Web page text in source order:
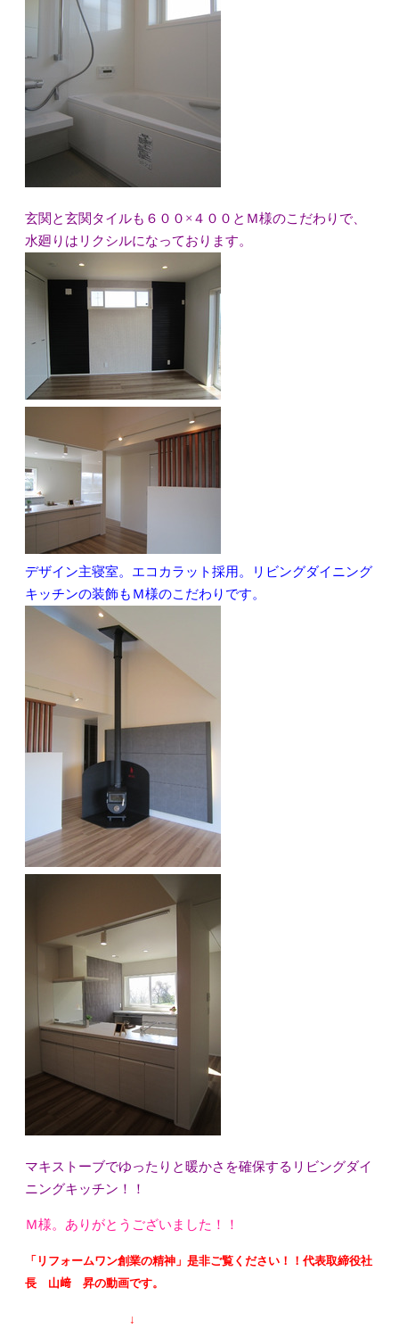
玄関と玄関タイルも６００×４００とＭ様のこだわりで、
水廻りはリクシルになっております。
デザイン主寝室。エコカラット採用。リビングダイニング
キッチンの装飾もＭ様のこだわりです。
マキストーブでゆったりと暖かさを確保するリビングダイ
ニングキッチン！！
Ｍ様。ありがとうございました！！
「リフォームワン創業の精神」是非ご覧ください！！代表取締役社
長 山﨑 昇の動画です。
↓